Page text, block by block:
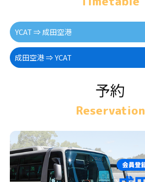
YCAT ⇒ 成田空港
成田空港 ⇒ YCAT
予約
Reservation